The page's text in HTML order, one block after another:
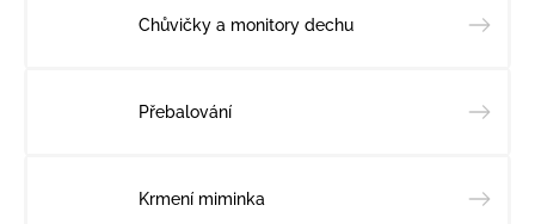
Chůvičky a monitory dechu
Přebalování
Krmení miminka